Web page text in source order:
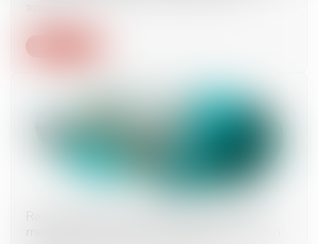
Responsabilité de la société productrice de